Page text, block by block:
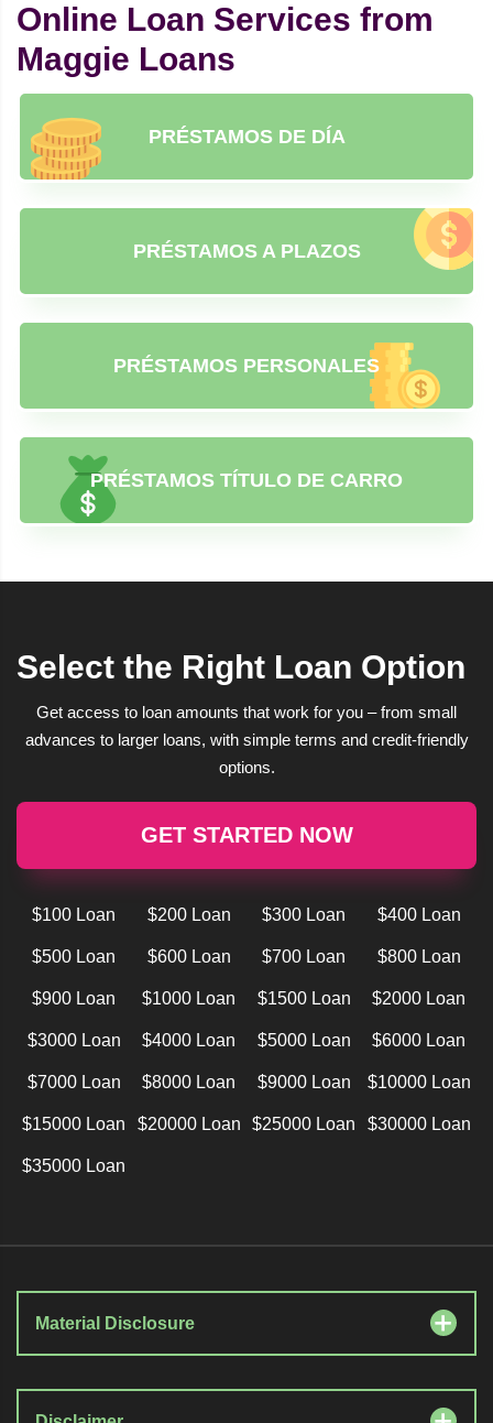
Online Loan Services from
Maggie Loans
PRÉSTAMOS DE DÍA
PRÉSTAMOS A PLAZOS
PRÉSTAMOS PERSONALES
PRÉSTAMOS TÍTULO DE CARRO
Select the Right Loan Option
Get access to loan amounts that work for you – from small
advances to larger loans, with simple terms and credit-friendly
options.
GET STARTED NOW
$100 Loan $200 Loan $300 Loan $400 Loan
$500 Loan $600 Loan $700 Loan $800 Loan
$900 Loan $1000 Loan $1500 Loan $2000 Loan
$3000 Loan $4000 Loan $5000 Loan $6000 Loan
$7000 Loan $8000 Loan $9000 Loan $10000 Loan
$15000 Loan $20000 Loan $25000 Loan $30000 Loan
$35000 Loan
Material Disclosure